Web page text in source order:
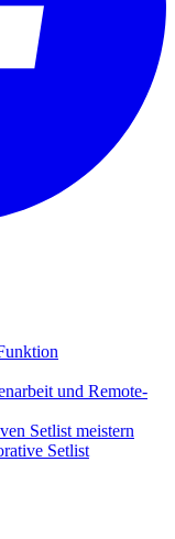
und Remote-
Setlist meistern
Setlist